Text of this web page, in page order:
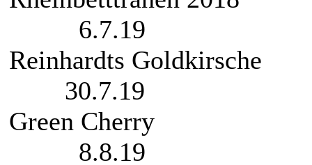
6.7.19
30.7.19
Green Cherry
8.8.19